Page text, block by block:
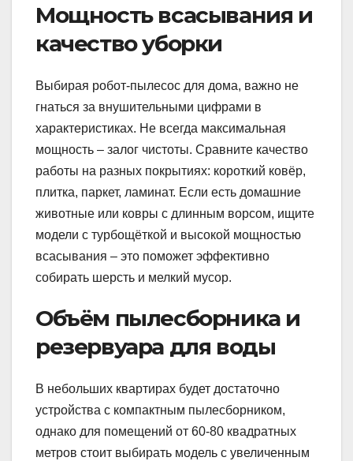
Мощность всасывания и
качество уборки
Выбирая робот-пылесос для дома, важно не
гнаться за внушительными цифрами в
характеристиках. Не всегда максимальная
мощность – залог чистоты. Сравните качество
работы на разных покрытиях: короткий ковёр,
плитка, паркет, ламинат. Если есть домашние
животные или ковры с длинным ворсом, ищите
модели с турбощёткой и высокой мощностью
всасывания – это поможет эффективно
собирать шерсть и мелкий мусор.
Объём пылесборника и
резервуара для воды
В небольших квартирах будет достаточно
устройства с компактным пылесборником,
однако для помещений от 60-80 квадратных
метров стоит выбирать модель с увеличенным